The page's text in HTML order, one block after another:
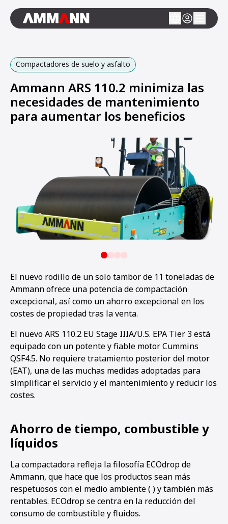
Compactadores de suelo y asfalto
Ammann ARS 110.2 minimiza las
necesidades de mantenimiento
para aumentar los beneficios
El nuevo rodillo de un solo tambor de 11 toneladas de
Ammann ofrece una potencia de compactación
excepcional, así como un ahorro excepcional en los
costes de propiedad tras la venta.
El nuevo ARS 110.2 EU Stage IIIA/U.S. EPA Tier 3 está
equipado con un potente y fiable motor Cummins
QSF4.5. No requiere tratamiento posterior del motor
(EAT), una de las muchas medidas adoptadas para
simplificar el servicio y el mantenimiento y reducir los
costes.
Ahorro de tiempo, combustible y
líquidos
La compactadora refleja la filosofía ECOdrop de
Ammann, que hace que los productos sean más
respetuosos con el medio ambiente ( ) y también más
rentables. ECOdrop se centra en la reducción del
consumo de combustible y fluidos.